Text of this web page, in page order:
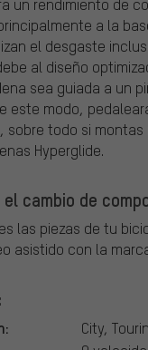
un rendimiento de
a la
el desgaste
al diseño
sea guiada a un
este modo,
sobre todo si
Hyperglide.
el cambio de
las piezas de tu
asistido con la
City,